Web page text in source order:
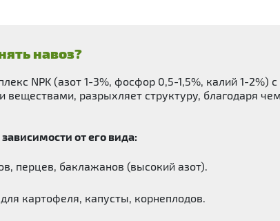
навоз?
NPK (азот 1-3%, фосфор 0,5-1,5%, калий 1-
веществами, разрыхляет структуру, благодаря
от его вида:
перцев, баклажанов (высокий азот).
картофеля, капусты, корнеплодов.